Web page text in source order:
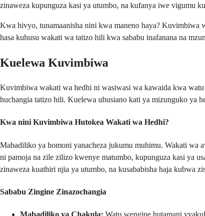
zinaweza kupunguza kasi ya utumbo, na kufanya iwe vigumu
Kwa hivyo, tunamaanisha nini kwa maneno haya?
hasa kuhusu wakati wa tatizo hili kwa sababu inafanana na
Kuelewa Kuvimbiwa
Kuvimbiwa wakati wa hedhi ni wasiwasi wa kawaida kwa
huchangia tatizo hili. Kuelewa uhusiano kati ya mizunguko ya
Kwa nini Kuvimbiwa Hutokea Wakati wa Hedhi?
Mabadiliko ya homoni yanacheza jukumu muhimu. Wakati wa
ni pamoja na zile zilizo kwenye matumbo, kupunguza kasi ya
zinaweza kuathiri njia ya utumbo, na kusababisha haja kubwa
Sababu Zingine Zinazochangia
Mabadiliko ya Chakula: Watu wengine hutamani